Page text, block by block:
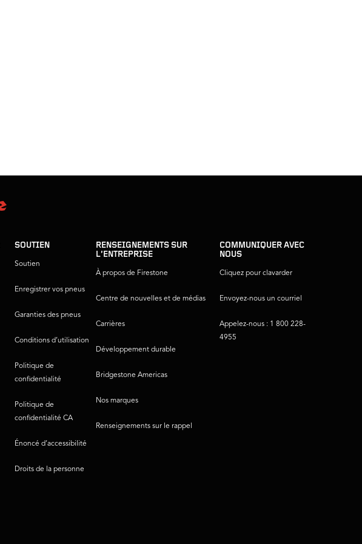
SOUTIEN
Soutien
Enregistrer vos pneus
Garanties des pneus
Conditions d’utilisation
Politique de
confidentialité
Politique de
confidentialité CA
Énoncé d’accessibilité
Droits de la personne
RENSEIGNEMENTS SUR
L’ENTREPRISE
À propos de Firestone
Centre de nouvelles et de médias
Carrières
Développement durable
Bridgestone Americas
Nos marques
Renseignements sur le rappel
COMMUNIQUER AVEC
NOUS
Cliquez pour clavarder
Envoyez-nous un courriel
Appelez-nous : 1 800 228-
4955